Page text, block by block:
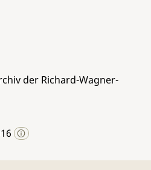
der Richard-Wagner-